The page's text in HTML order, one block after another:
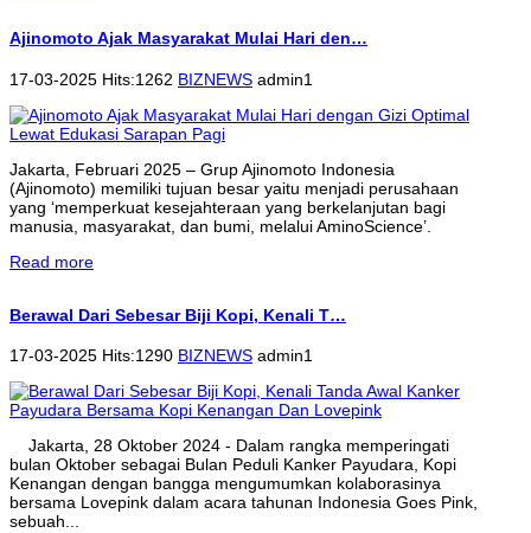
Ajinomoto Ajak Masyarakat Mulai Hari den…
17-03-2025 Hits:1262 BIZNEWS admin1
Jakarta, Februari 2025 – Grup Ajinomoto Indonesia
(Ajinomoto) memiliki tujuan besar yaitu menjadi perusahaan
yang ‘memperkuat kesejahteraan yang berkelanjutan bagi
manusia, masyarakat, dan bumi, melalui AminoScience’.
Read more
Berawal Dari Sebesar Biji Kopi, Kenali T…
17-03-2025 Hits:1290 BIZNEWS admin1
Jakarta, 28 Oktober 2024 - Dalam rangka memperingati
bulan Oktober sebagai Bulan Peduli Kanker Payudara, Kopi
Kenangan dengan bangga mengumumkan kolaborasinya
bersama Lovepink dalam acara tahunan Indonesia Goes Pink,
sebuah...